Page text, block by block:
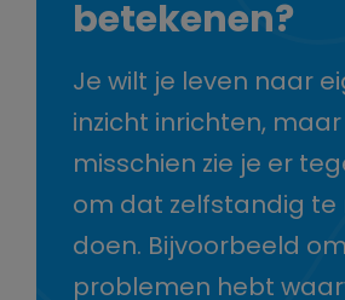
betekenen?
Je wilt je leven naar
inzicht inrichten, maar
misschien zie je er
om dat zelfstandig te
doen. Bijvoorbeeld
problemen hebt